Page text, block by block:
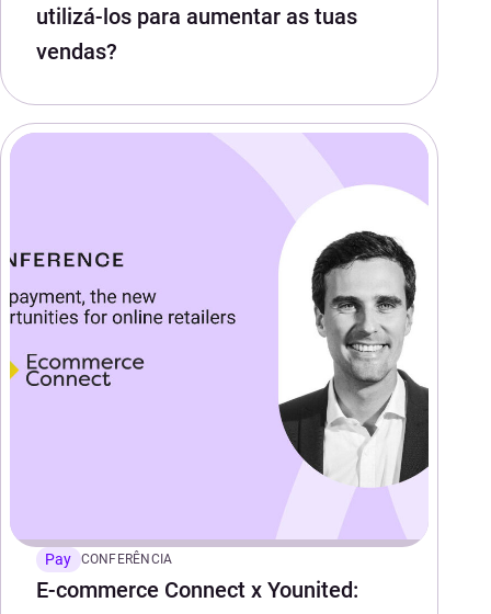
utilizá-los para aumentar as tuas
vendas?
Pay CONFERÊNCIA
E-commerce Connect x Younited: